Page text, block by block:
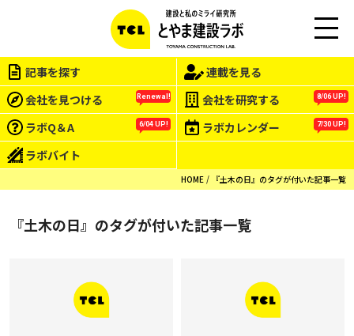
EN
記事を探す
連載を見る
会社を見つける
Renewal! 会社を研究する 8/06 UP!
ラボQ＆A 6/04 UP! ラボカレンダー 7/30 UP!
ラボバイト
HOME 『土木の日』のタグが付いた記事一覧
『土木の日』のタグが付いた記事一覧